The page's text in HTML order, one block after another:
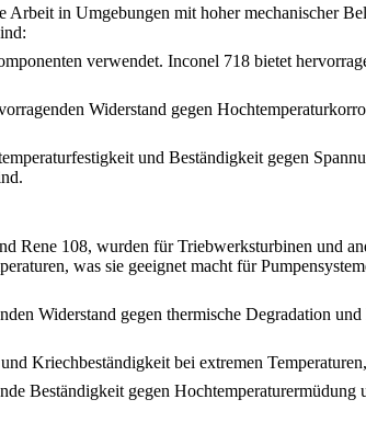
Arbeit in Umgebungen mit hoher mechanischer
verwendet. Inconel 718 bietet
Widerstand gegen
und Beständigkeit gegen
Rene 108, wurden für Triebwerksturbinen und
was sie geeignet macht für
Widerstand gegen thermische Degradation
Kriechbeständigkeit bei extremen
Beständigkeit gegen